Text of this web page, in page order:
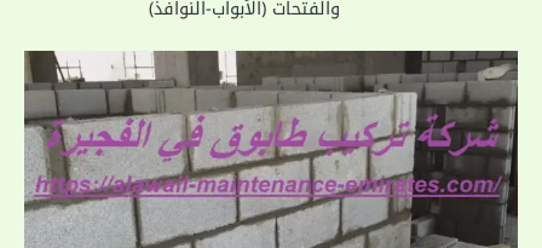
والفتحات (الأبواب-النوافذ)